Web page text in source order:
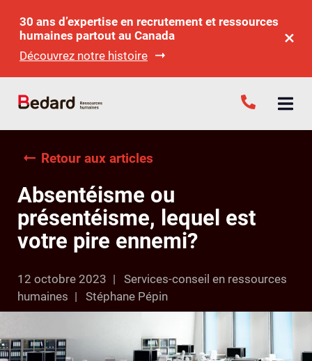
30 ans d’expertise en recrutement et ressources
humaines partout au Canada
Découvrez notre histoire
Retour aux articles
Absentéisme ou
présentéisme, lequel est
votre pire ennemi?
12 octobre 2023
Services-conseil en ressources
humaines
Stéphane Pépin